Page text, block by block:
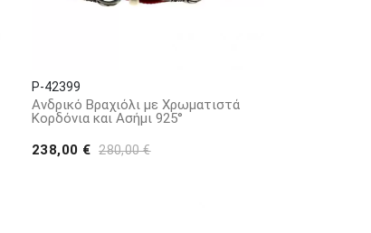
P-42399
Ανδρικό Bραχιόλι με Xρωματιστά
Kορδόνια και Aσήμι 925°
238,00 € 280,00 €